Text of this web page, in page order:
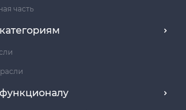
часть